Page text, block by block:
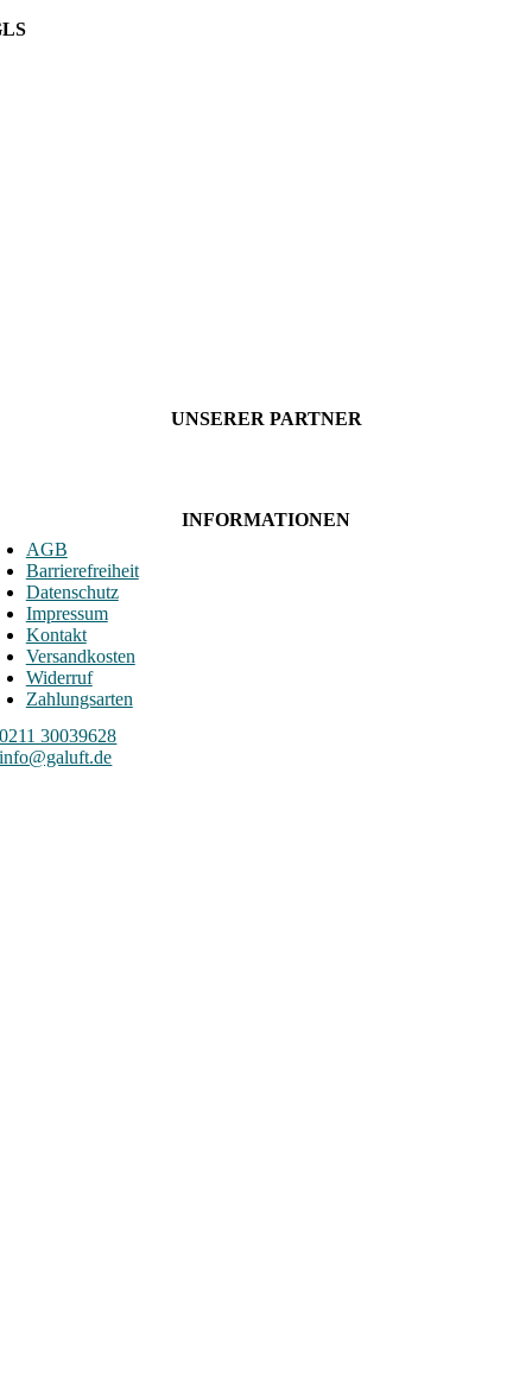
UNSERER PARTNER
INFORMATIONEN
AGB
Barrierefreiheit
Datenschutz
Impressum
Kontakt
Versandkosten
Widerruf
Zahlungsarten
0211 30039628
info@galuft.de